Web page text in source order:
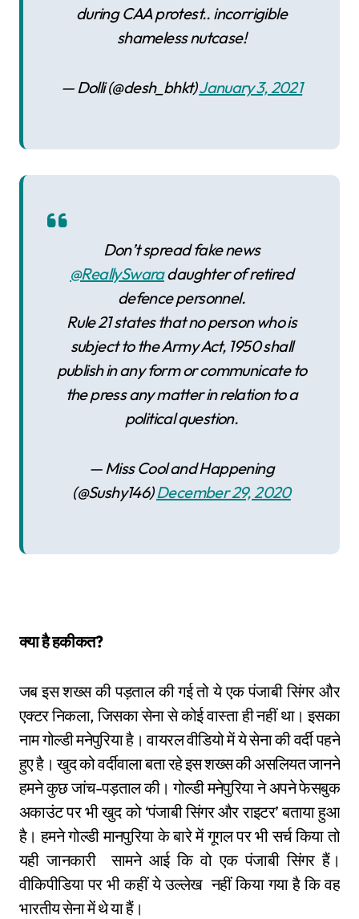
during CAA protest.. incorrigible
shameless nutcase!
— Dolli (@desh_bhkt)January 3, 2021
Don’t spread fake news
@ReallySwaradaughter of retired
defence personnel.
Rule 21 states that no person who is
subject to the Army Act, 1950 shall
publish in any form or communicate to
the press any matter in relation to a
political question.
— Miss Cool and Happening
(@Sushy146)December 29, 2020
क्या है हकीकत?
जब इस शख्स की पड़ताल की गई तो ये एक पंजाबी सिंगर और
एक्टर निकला, जिसका सेना से कोई वास्ता ही नहीं था। इसका
नाम गोल्डी मनेपुरिया है। वायरल वीडियो में ये सेना की वर्दी पहने
हुए है। खुद को वर्दीवाला बता रहे इस शख्स की असलियत जानने
हमने कुछ जांच-पड़ताल की। गोल्डी मनेपुरिया ने अपने फेसबुक
अकाउंट पर भी खुद को ‘पंजाबी सिंगर और राइटर’ बताया हुआ
है। हमने गोल्डी मानपुरिया के बारे में गूगल पर भी सर्च किया तो
यही जानकारी सामने आई कि वो एक पंजाबी सिंगर हैं।
वीकिपीडिया पर भी कहीं ये उल्लेख नहीं किया गया है कि वह
भारतीय सेना में थे या हैं।